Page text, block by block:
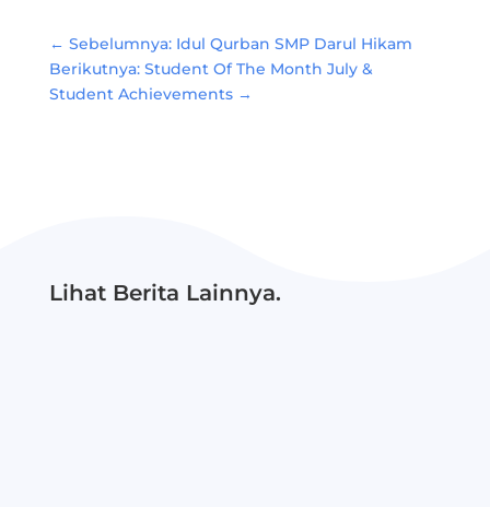
← Sebelumnya: Idul Qurban SMP Darul Hikam
Berikutnya: Student Of The Month July &
Student Achievements→
Lihat Berita Lainnya.